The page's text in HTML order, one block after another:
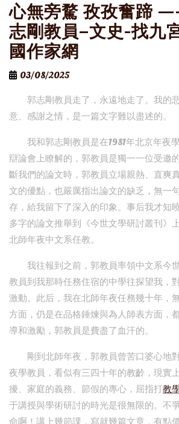
心無旁騖 孜孜奮蹄
志剛教員–文史-找九
國作家網
03/08/2025
郭志剛教員走了，永遠地走了。我的
意、感謝之情，是一篇文字難以盡述的。
我和郭志剛教員是在1981年北京年夜
辯論會上瞭解的，郭教員是獨一一位受邀
斷我們的論文時，郭教員立場親熱、直爽
文的優點，也嚴厲指出論文的缺乏，無一
存，給我留下了深入的印象。事后我才知
多字的論文推舉到《今世文學研討叢刊》
北師年夜中文系任教。
我往報到之前，郭教員率領中文系今
教員到我那時任務住宿的中學往探望我，
激動。此后，我在北師年夜任務幾十年，
方面，仍是在品格錘煉與為人師表方面，
導和激勵，郭教員是費盡了血汗的。
剛到北師年夜，郭教員曾苦口婆心地
夜學教員，看似有三四十年的教齡，現實
擾、家庭的義務、節假的專心，屈指打教
于講授與學術研討的時光是很無限的。不